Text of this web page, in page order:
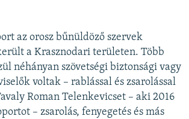
az orosz bűnüldöző szervek
a Krasznodari területen. Több
néhányan szövetségi biztonsági vagy
voltak – rablással és zsarolással
Roman Telenkevicset – aki 2016
– zsarolás, fenyegetés és más